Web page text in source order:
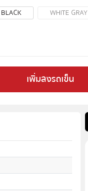
BLACK
WHITE GRAY
เพิ่มลงรถเข็น